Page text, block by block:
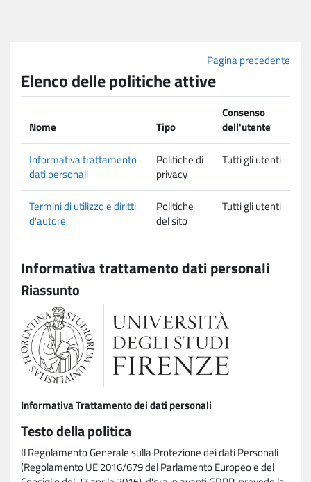
Pagina precedente
Elenco delle politiche attive
Nome Tipo
Consenso
dell'utente
Informativa trattamento
dati personali
Politiche di
privacy
Tutti gli utenti
Termini di utilizzo e diritti
d'autore
Politiche
del sito
Tutti gli utenti
Informativa trattamento dati personali
Riassunto
Informativa Trattamento dei dati personali
Testo della politica
Il Regolamento Generale sulla Protezione dei dati Personali
(Regolamento UE 2016/679 del Parlamento Europeo e del